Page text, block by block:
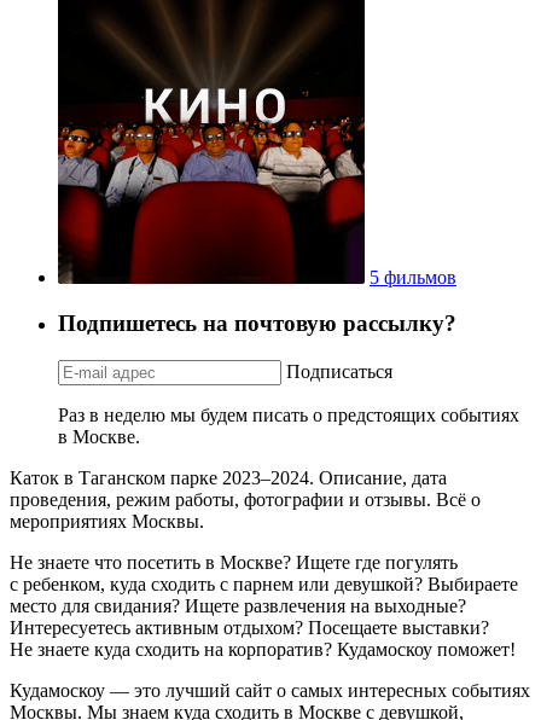
5 фильмов
Подпишетесь на почтовую рассылку?
Подписаться
Раз в неделю мы будем писать о предстоящих событиях
в Москве.
Каток в Таганском парке 2023–2024. Описание, дата
проведения, режим работы, фотографии и отзывы. Всё о
мероприятиях Москвы.
Не знаете что посетить в Москве? Ищете где погулять
с ребенком, куда сходить с парнем или девушкой? Выбираете
место для свидания? Ищете развлечения на выходные?
Интересуетесь активным отдыхом? Посещаете выставки?
Не знаете куда сходить на корпоратив? Кудамоскоу поможет!
Кудамоскоу — это лучший сайт о самых интересных событиях
Москвы. Мы знаем куда сходить в Москве с девушкой,